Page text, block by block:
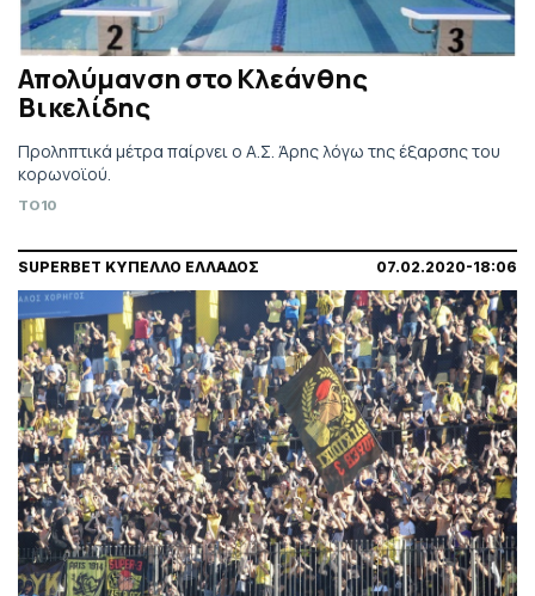
Απολύμανση στο Κλεάνθης
Βικελίδης
Προληπτικά μέτρα παίρνει ο Α.Σ. Άρης λόγω της έξαρσης του
κορωνοϊού.
TO10
SUPERBET ΚΥΠΕΛΛΟ ΕΛΛΑΔΟΣ 07.02.2020-18:06